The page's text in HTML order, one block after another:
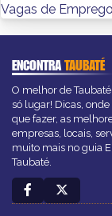
Vagas de
ENCONTRATAUBATÉ
O melhor de
só lugar! Dicas, onde
que fazer, as
empresas, locais,
muito mais no guia
Taubaté.